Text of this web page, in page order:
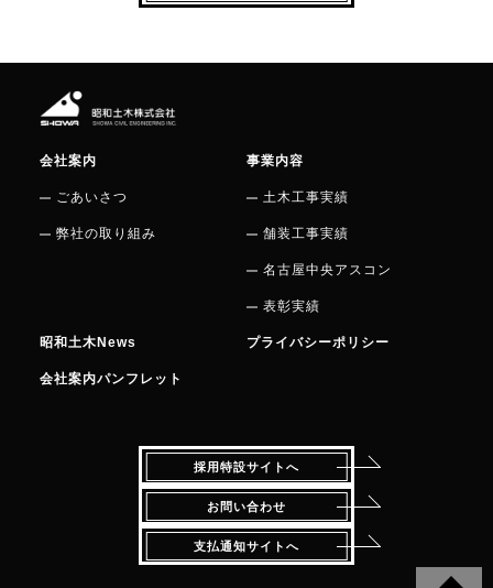
会社案内
ごあいさつ
弊社の取り組み
事業内容
土木工事実績
舗装工事実績
名古屋中央アスコン
表彰実績
昭和土木News プライバシーポリシー
会社案内パンフレット
採用特設サイトへ
お問い合わせ
支払通知サイトへ